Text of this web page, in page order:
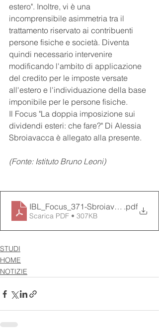
estero". Inoltre, vi è una
incomprensibile asimmetria tra il
trattamento riservato ai contribuenti
persone fisiche e società. Diventa
quindi necessario intervenire
modificando l'ambito di applicazione
del credito per le imposte versate
all'estero e l'individuazione della base
imponibile per le persone fisiche.
Il Focus "La doppia imposizione sui
dividendi esteri: che fare?" Di Alessia
Sbroiavacca è allegato alla presente.
(Fonte: Istituto Bruno Leoni)
IBL_Focus_371-Sbroiavacca
.pdf
Scarica PDF • 307KB
STUDI
HOME
NOTIZIE